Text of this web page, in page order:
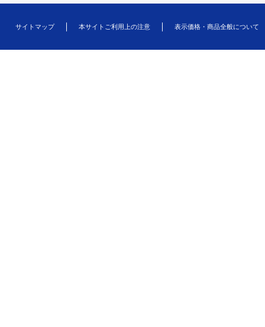
サイトマップ 本サイトご利用上の注意 表示価格・商品全般について